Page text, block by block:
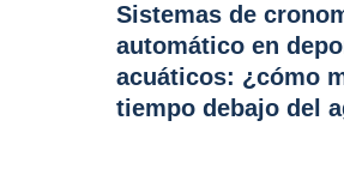
Sistemas de
automático en
acuáticos: ¿cómo
tiempo debajo del